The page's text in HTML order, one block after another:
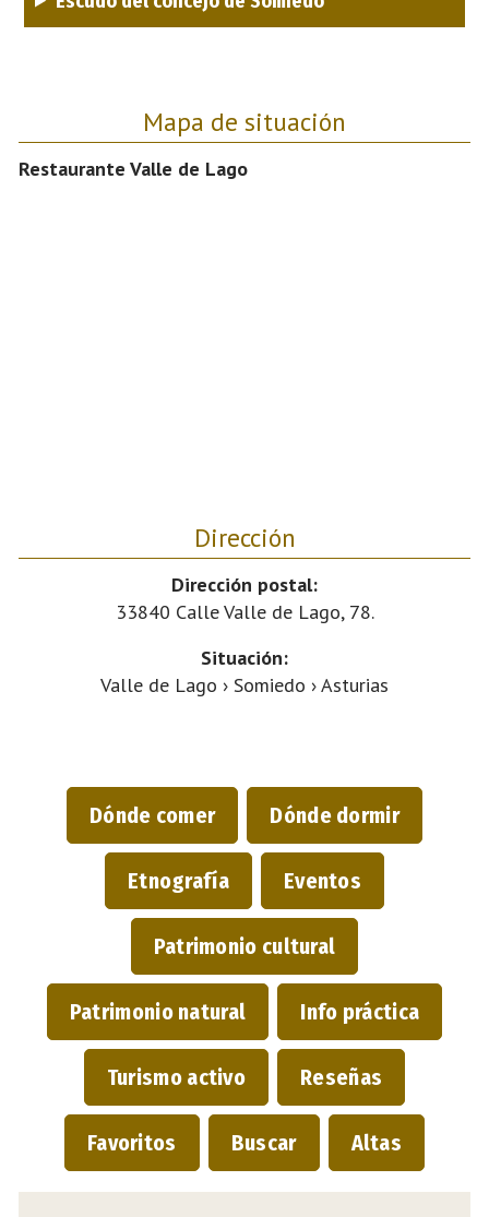
Mapa de situación
Restaurante Valle de Lago
Dirección
Dirección postal:
33840 Calle Valle de Lago, 78.
Situación:
Valle de Lago › Somiedo › Asturias
Dónde comer Dónde dormir
Etnografía Eventos
Patrimonio cultural
Patrimonio natural Info práctica
Turismo activo Reseñas
Favoritos Buscar Altas